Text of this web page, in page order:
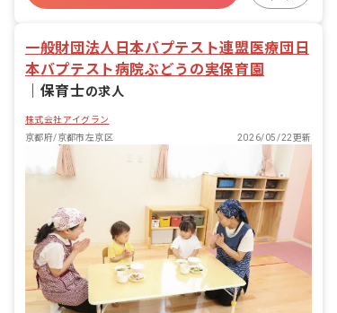
一般財団法人日本バプテスト連盟医療団日
本バプテスト病院ぶどうの実保育園
保育士の求人
株式会社アイグラン
京都府/京都市左京区
2026/05/22更新